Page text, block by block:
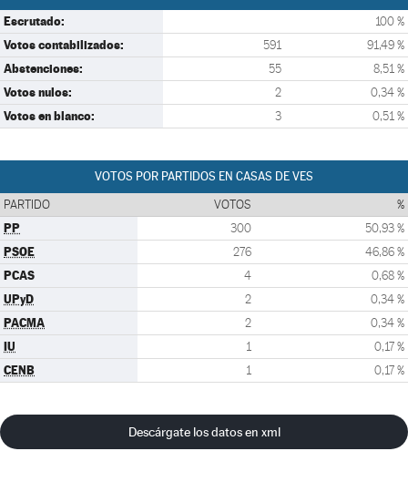
Escrutado: 100 %
Votos contabilizados: 591 91,49 %
Abstenciones: 55 8,51 %
Votos nulos: 2 0,34 %
Votos en blanco: 3 0,51 %
VOTOS POR PARTIDOS EN CASAS DE VES
PARTIDO VOTOS %
PP 300 50,93 %
PSOE 276 46,86 %
PCAS 4 0,68 %
UPyD 2 0,34 %
PACMA 2 0,34 %
IU 1 0,17 %
CENB 1 0,17 %
Descárgate los datos en xml